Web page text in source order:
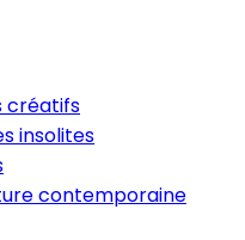
créatifs
insolites
contemporaine